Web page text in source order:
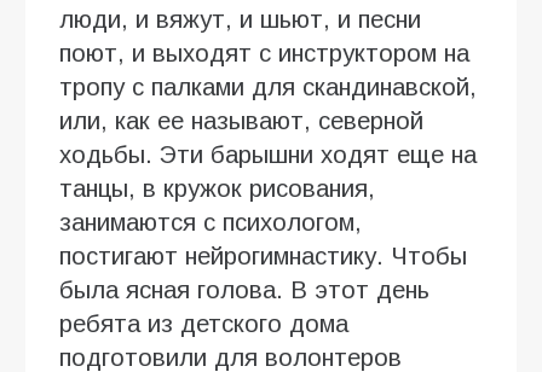
люди, и вяжут, и шьют, и песни
поют, и выходят с инструктором на
тропу с палками для скандинавской,
или, как ее называют, северной
ходьбы. Эти барышни ходят еще на
танцы, в кружок рисования,
занимаются с психологом,
постигают нейрогимнастику. Чтобы
была ясная голова. В этот день
ребята из детского дома
подготовили для волонтеров